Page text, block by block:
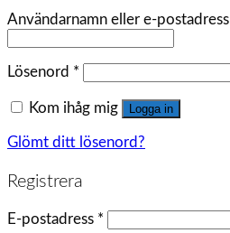
Användarnamn eller e-postadress
Lösenord *
Kom ihåg mig Logga in
Glömt ditt lösenord?
Registrera
E-postadress *